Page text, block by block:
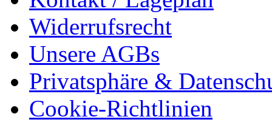
Widerrufsrecht
Unsere AGBs
Privatsphäre &
Cookie-Richtlinien